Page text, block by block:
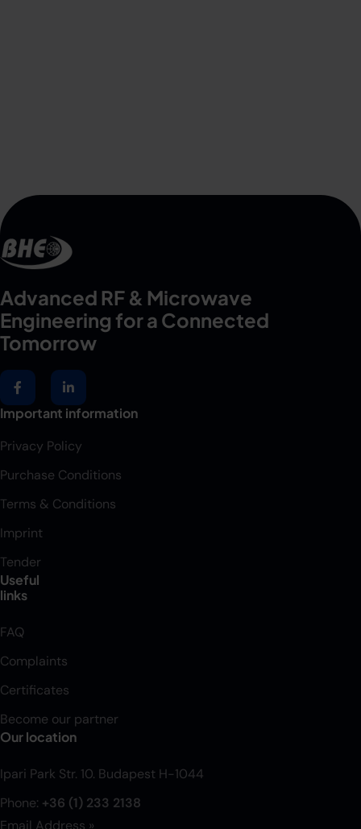
Advanced RF & Microwave
Engineering for a Connected
Tomorrow
Important information
Privacy Policy
Purchase Conditions
Terms & Conditions
Imprint
Tender
Useful
links
FAQ
Complaints
Certificates
Become our partner
Our location
Ipari Park Str. 10. Budapest H-1044
Phone: +36 (1) 233 2138